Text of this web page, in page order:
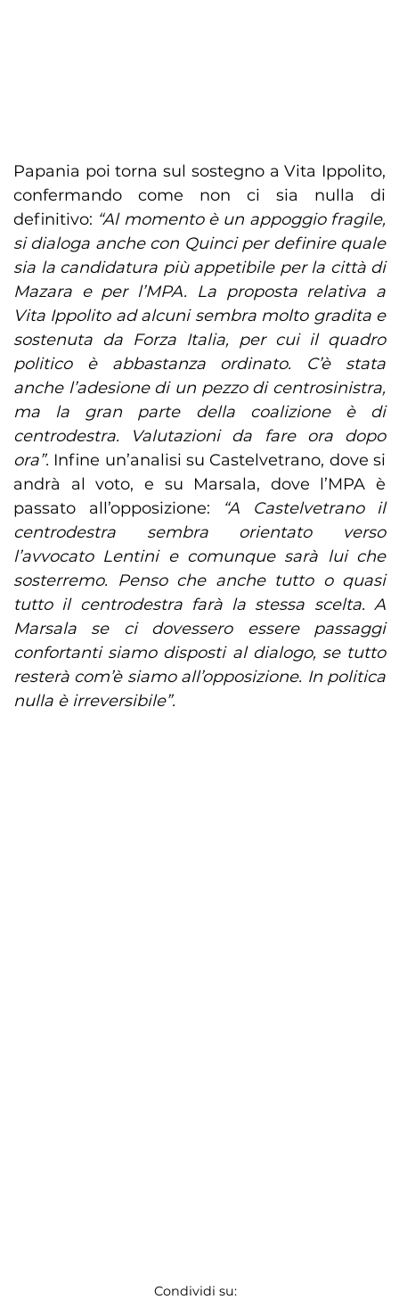
Papania poi torna sul sostegno a Vita Ippolito,
confermando come non ci sia nulla di
definitivo: “Al momento è un appoggio fragile,
si dialoga anche con Quinci per definire quale
sia la candidatura più appetibile per la città di
Mazara e per l’MPA. La proposta relativa a
Vita Ippolito ad alcuni sembra molto gradita e
sostenuta da Forza Italia, per cui il quadro
politico è abbastanza ordinato. C’è stata
anche l’adesione di un pezzo di centrosinistra,
ma la gran parte della coalizione è di
centrodestra. Valutazioni da fare ora dopo
ora”. Infine un’analisi su Castelvetrano, dove si
andrà al voto, e su Marsala, dove l’MPA è
passato all’opposizione:
“A Castelvetrano il
centrodestra sembra orientato verso
l’avvocato Lentini e comunque sarà lui che
sosterremo. Penso che anche tutto o quasi
tutto il centrodestra farà la stessa scelta. A
Marsala se ci dovessero essere passaggi
confortanti siamo disposti al dialogo, se tutto
resterà com’è siamo all’opposizione. In politica
nulla è irreversibile”.
Condividi su: